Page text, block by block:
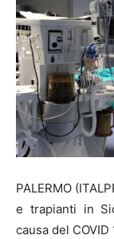
PALERMO
e trapianti in
causa del COVID